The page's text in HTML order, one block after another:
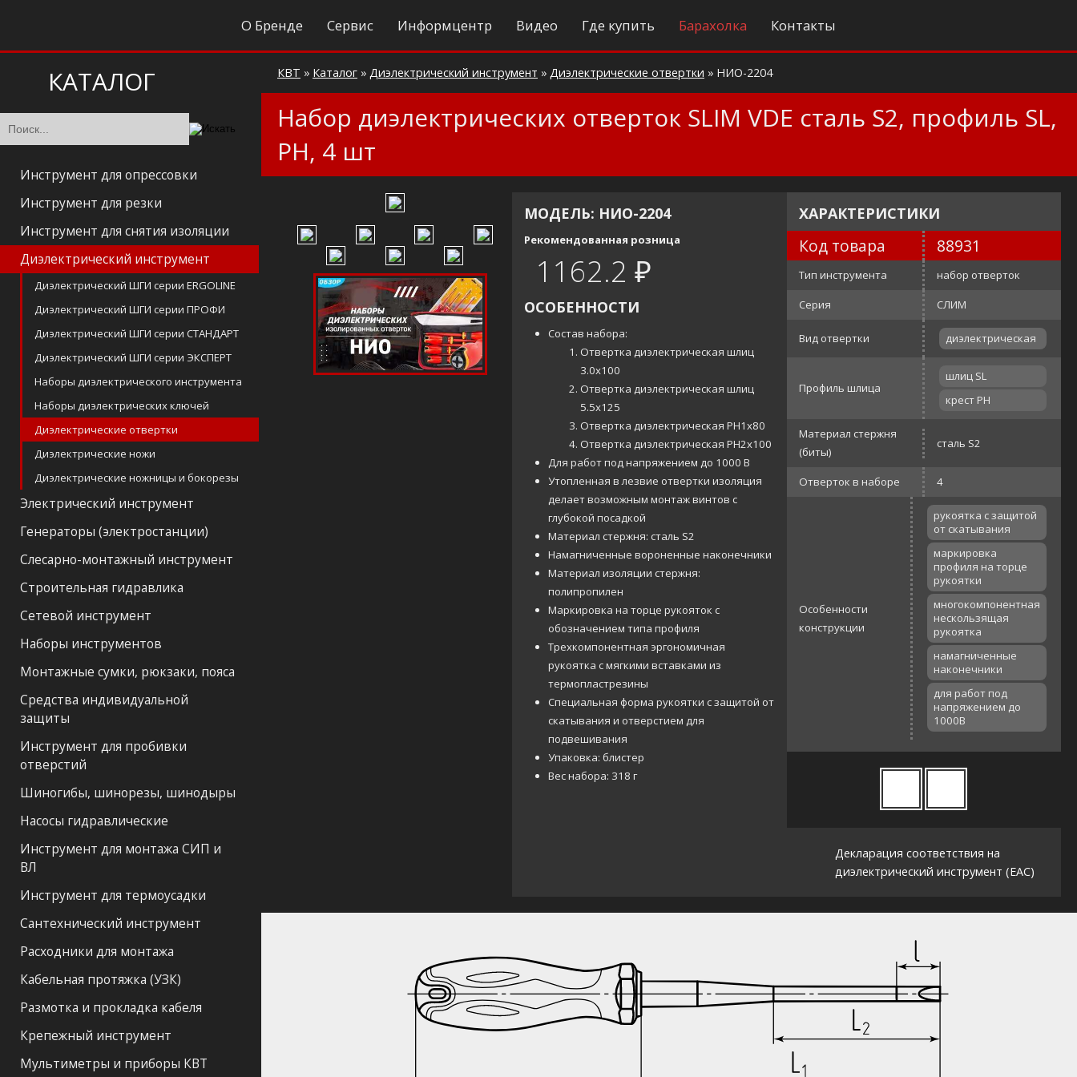
О Бренде Сервис Информцентр Видео Где купить Барахолка Контакты
КАТАЛОГ
Инструмент для опрессовки
Инструмент для резки
Инструмент для снятия изоляции
Диэлектрический инструмент
Диэлектрический ШГИ серии ERGOLINE
Диэлектрический ШГИ серии ПРОФИ
Диэлектрический ШГИ серии СТАНДАРТ
Диэлектрический ШГИ серии ЭКСПЕРТ
Наборы диэлектрического инструмента
Наборы диэлектрических ключей
Диэлектрические отвертки
Диэлектрические ножи
Диэлектрические ножницы и бокорезы
Электрический инструмент
Генераторы (электростанции)
Слесарно-монтажный инструмент
Строительная гидравлика
Сетевой инструмент
Наборы инструментов
Монтажные сумки, рюкзаки, пояса
Средства индивидуальной
защиты
Инструмент для пробивки
отверстий
Шиногибы, шинорезы, шинодыры
Насосы гидравлические
Инструмент для монтажа СИП и
ВЛ
Инструмент для термоусадки
Сантехнический инструмент
Расходники для монтажа
Кабельная протяжка (УЗК)
Размотка и прокладка кабеля
Крепежный инструмент
Мультиметры и приборы КВТ
КВТ » Каталог » Диэлектрический инструмент » Диэлектрические отвертки » НИО-2204
Набор диэлектрических отверток SLIM VDE сталь S2, профиль SL,
PH, 4 шт
МОДЕЛЬ: НИО-2204
Рекомендованная розница
1162.2 ₽
ОСОБЕННОСТИ
Состав набора:
Отвертка диэлектрическая шлиц
3.0х100
Отвертка диэлектрическая шлиц
5.5х125
Отвертка диэлектрическая PH1х80
Отвертка диэлектрическая PH2х100
Для работ под напряжением до 1000 В
Утопленная в лезвие отвертки изоляция
делает возможным монтаж винтов с
глубокой посадкой
Материал стержня: сталь S2
Намагниченные вороненные наконечники
Материал изоляции стержня:
полипропилен
Маркировка на торце рукояток с
обозначением типа профиля
Трехкомпонентная эргономичная
рукоятка с мягкими вставками из
термопластрезины
Специальная форма рукоятки с защитой от
скатывания и отверстием для
подвешивания
Упаковка: блистер
Вес набора: 318 г
ХАРАКТЕРИСТИКИ
Код товара 88931
Тип инструмента набор отверток
Серия СЛИМ
Вид отвертки диэлектрическая
Профиль шлица
шлиц SL
крест PH
Материал стержня
(биты)
сталь S2
Отверток в наборе 4
Особенности
конструкции
рукоятка с защитой
от скатывания
маркировка
профиля на торце
рукоятки
многокомпонентная
нескользящая
рукоятка
намагниченные
наконечники
для работ под
напряжением до
1000В
Декларация соответствия на
диэлектрический инструмент (EAC)